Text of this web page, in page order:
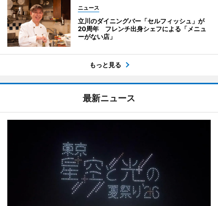
ニュース
立川のダイニングバー「セルフィッシュ」が
20周年 フレンチ出身シェフによる「メニュ
ーがない店」
もっと見る
最新ニュース